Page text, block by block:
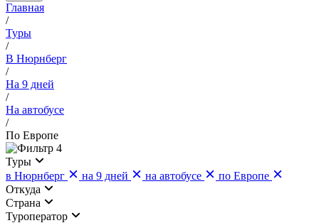
Главная
/
Туры
/
В Нюрнберг
/
На 9 дней
/
На автобусе
/
По Европе
4
Туры
в Нюрнберг
на 9 дней на автобусе
по Европе
Откуда
Страна
Туроператор